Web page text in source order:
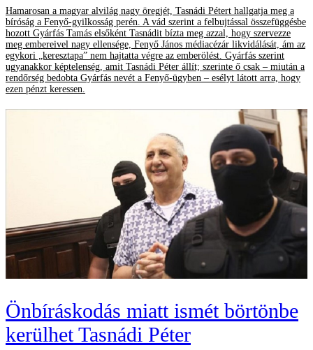
Hamarosan a magyar alvilág nagy öregjét, Tasnádi Pétert hallgatja meg a
bíróság a Fenyő-gyilkosság perén. A vád szerint a felbujtással összefüggésbe
hozott Gyárfás Tamás elsőként Tasnádit bízta meg azzal, hogy szervezze
meg embereivel nagy ellensége, Fenyő János médiacézár likvidálását, ám az
egykori „keresztapa” nem hajtatta végre az emberölést. Gyárfás szerint
ugyanakkor képtelenség, amit Tasnádi Péter állít; szerinte ő csak – miután a
rendőrség bedobta Gyárfás nevét a Fenyő-ügyben – esélyt látott arra, hogy
ezen pénzt keressen.
Önbíráskodás miatt ismét börtönbe
kerülhet Tasnádi Péter